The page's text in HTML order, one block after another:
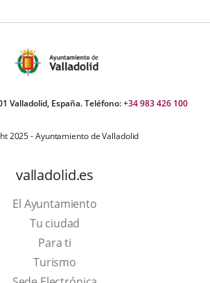
Valladolid, España. Teléfono:+34 983 426 100
2025 - Ayuntamiento de Valladolid
valladolid.es
El Ayuntamiento
Tu ciudad
Para ti
TurismoThis